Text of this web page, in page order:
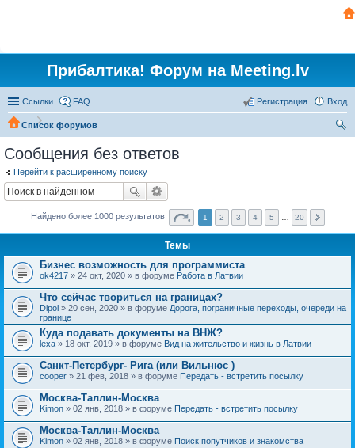
Прибалтика! Форум на Meeting.lv
Ссылки FAQ Вход
Регистрация
Список форумов
Сообщения без ответов
Перейти к расширенному поиску
Найдено более 1000 результатов 1 2 3 4 5 20
Темы
Бизнес возможность для программиста
ok4217 » 24 окт, 2020 » в форуме Работа в Латвии
Что сейчас твориться на границах?
Dipol » 20 сен, 2020 » в форуме Дорога, пограничные переходы, очереди на
границе
Куда подавать документы на ВНЖ?
lexa » 18 окт, 2019 » в форуме Вид на жительство и жизнь в Латвии
Санкт-Петербург- Рига (или Вильнюс )
cooper » 21 фев, 2018 » в форуме Передать - встретить посылку
Москва-Таллин-Москва
Kimon » 02 янв, 2018 » в форуме Передать - встретить посылку
Москва-Таллин-Москва
Kimon » 02 янв, 2018 » в форуме Поиск попутчиков и знакомства